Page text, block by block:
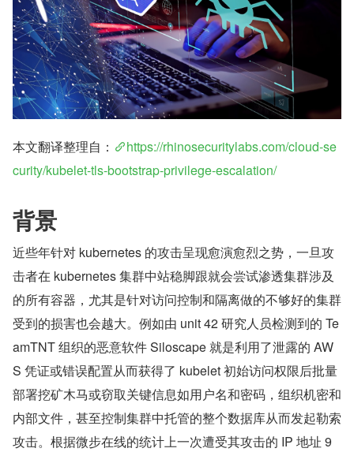
本文翻译整理自：
https://rhinosecuritylabs.com/cloud-se
curity/kubelet-tls-bootstrap-privilege-escalation/
背景
近些年针对 kubernetes 的攻击呈现愈演愈烈之势，一旦攻
击者在 kubernetes 集群中站稳脚跟就会尝试渗透集群涉及
的所有容器，尤其是针对访问控制和隔离做的不够好的集群
受到的损害也会越大。例如由 unit 42 研究人员检测到的 Te
amTNT 组织的恶意软件 Siloscape 就是利用了泄露的 AW
S 凭证或错误配置从而获得了 kubelet 初始访问权限后批量
部署挖矿木马或窃取关键信息如用户名和密码，组织机密和
内部文件，甚至控制集群中托管的整个数据库从而发起勒索
攻击。根据微步在线的统计上一次遭受其攻击的 IP 地址 9